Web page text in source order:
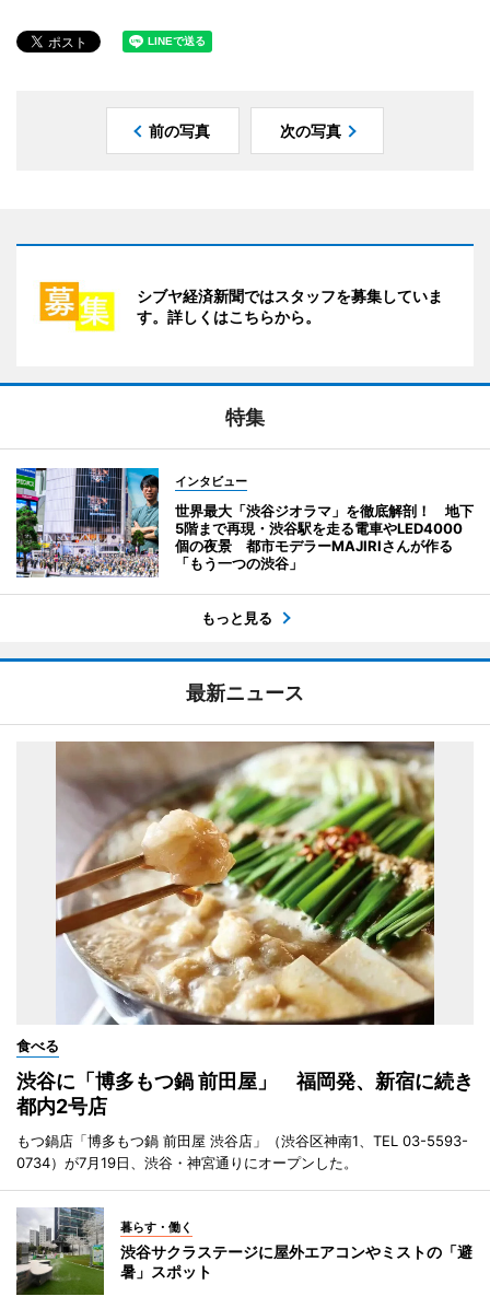
前の写真 次の写真
シブヤ経済新聞ではスタッフを募集していま
す。詳しくはこちらから。
特集
インタビュー
世界最大「渋谷ジオラマ」を徹底解剖！ 地下
5階まで再現・渋谷駅を走る電車やLED4000
個の夜景 都市モデラーMAJIRIさんが作る
「もう一つの渋谷」
もっと見る
最新ニュース
食べる
渋谷に「博多もつ鍋 前田屋」 福岡発、新宿に続き
都内2号店
もつ鍋店「博多もつ鍋 前田屋 渋谷店」（渋谷区神南1、TEL 03-5593-
0734）が7月19日、渋谷・神宮通りにオープンした。
暮らす・働く
渋谷サクラステージに屋外エアコンやミストの「避
暑」スポット